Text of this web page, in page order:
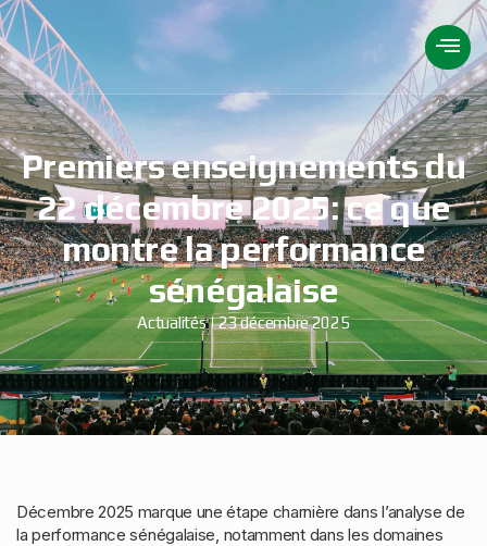
Premiers enseignements du
22 décembre 2025: ce que
montre la performance
sénégalaise
Actualités 23 décembre 2025
Décembre 2025 marque une étape charnière dans l’analyse de
la performance sénégalaise, notamment dans les domaines